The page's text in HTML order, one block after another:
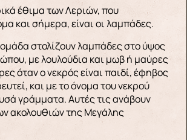
έθιμα των Λεριών, που
και σήμερα, είναι οι λαμπάδες.
στολίζουν λαμπάδες στο ύψος
με λουλούδια και μωβ ή μαύρες
όταν ο νεκρός είναι παιδί, έφηβος
και με το όνομα του νεκρού
γράμματα. Αυτές τις ανάβουν
ακολουθιών της Μεγάλης